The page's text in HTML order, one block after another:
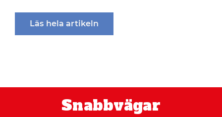
Läs hela artikeln
Snabbvägar